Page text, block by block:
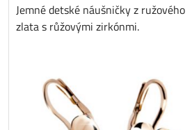
Jemné detské náušničky z ružového
zlata s růžovými zirkónmi.